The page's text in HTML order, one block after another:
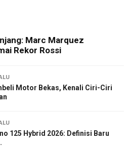
Marc Marquez
Rekor Rossi
Motor Bekas, Kenali Ciri-Ciri
125 Hybrid 2026: Definisi Baru